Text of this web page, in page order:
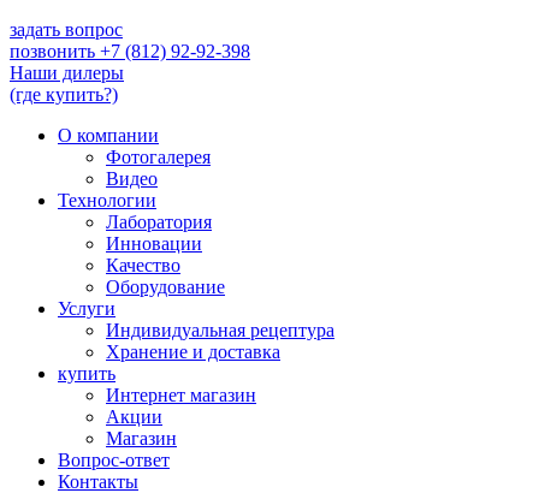
задать вопрос
позвонить +7 (812) 92-92-398
Наши дилеры
(где купить?)
О компании
Фотогалерея
Видео
Технологии
Лаборатория
Инновации
Качество
Оборудование
Услуги
Индивидуальная рецептура
Хранение и доставка
купить
Интернет магазин
Акции
Магазин
Вопрос-ответ
Контакты